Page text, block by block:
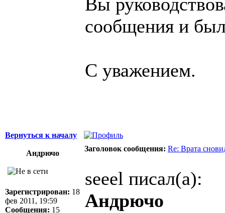
сообщения и
С уважением.
Вернуться к началу
Андрючо
Заголовок сообщения: Re: Врата
Зарегистрирован: 18
фев 2011, 19:59
Сообщения: 15
seeel писал(а):
Андрючо